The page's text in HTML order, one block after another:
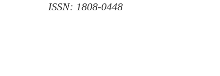
ISSN: 1808-0448